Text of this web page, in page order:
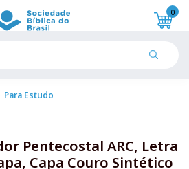
0
Para Estudo
Pentecostal ARC, Letra
Capa Couro Sintético